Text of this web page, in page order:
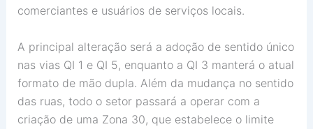
comerciantes e usuários de serviços locais.
A principal alteração será a adoção de sentido único
nas vias QI 1 e QI 5, enquanto a QI 3 manterá o atual
formato de mão dupla. Além da mudança no sentido
das ruas, todo o setor passará a operar com a
criação de uma Zona 30, que estabelece o limite